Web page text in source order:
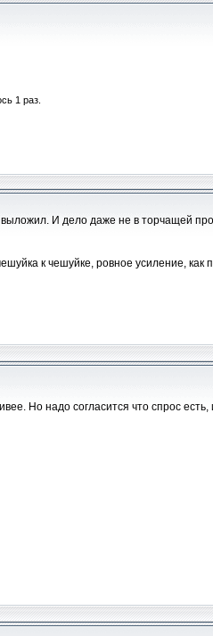
1 раз.
И дело даже не в торчащей
к чешуйке, ровное усиление,
Но надо согласится что спрос